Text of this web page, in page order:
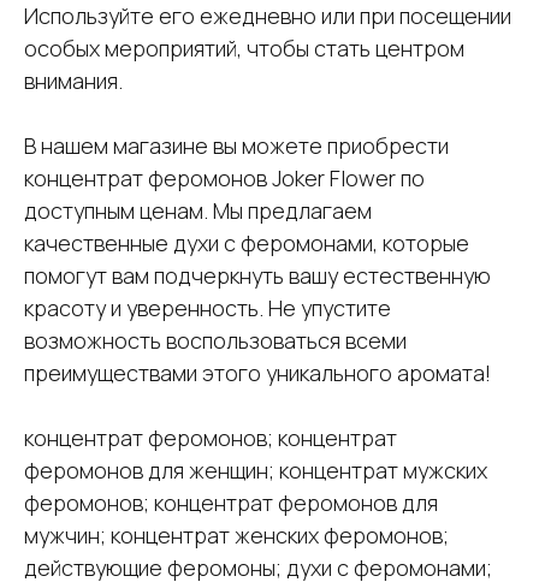
Используйте его ежедневно или при посещении
особых мероприятий, чтобы стать центром
внимания.
В нашем магазине вы можете приобрести
концентрат феромонов Joker Flower по
доступным ценам. Мы предлагаем
качественные духи с феромонами, которые
помогут вам подчеркнуть вашу естественную
красоту и уверенность. Не упустите
возможность воспользоваться всеми
преимуществами этого уникального аромата!
концентрат феромонов; концентрат
феромонов для женщин; концентрат мужских
феромонов; концентрат феромонов для
мужчин; концентрат женских феромонов;
действующие феромоны; духи с феромонами;